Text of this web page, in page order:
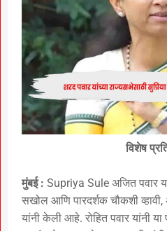
विशेष
मुंबई : Supriya Sule अजित पवार
सखोल आणि पारदर्शक चौकशी
यांनी केली आहे. रोहित पवार यांनी